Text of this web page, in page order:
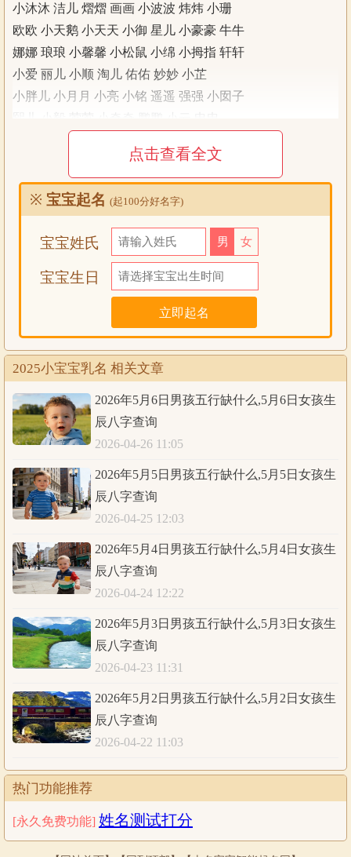
小沐沐 洁儿 熠熠 画画 小波波 炜炜 小珊
欧欧 小天鹅 小天天 小御 星儿 小豪豪 牛牛
娜娜 琅琅 小馨馨 小松鼠 小绵 小拇指 轩轩
小爱 丽儿 小顺 淘儿 佑佑 妙妙 小芷
小胖儿 小月月 小亮 小铭 遥遥 强强 小囡子
洋气有创意女孩乳名：
佳佳 杉杉 爱爱 小豆丁 威威 语语 志志
小花花 小豆 小宝 巧巧 小远远 镇儿 伊伊
小平 小欣 小覃 小浩 霞霞 小轩轩 天天
小雨点 花儿 小岁 铛铛 小陶陶 真真 小柯
叮儿 小丫丫 小蓝 小远 嫱嫱 笔笔 荣儿
琪琪 熠熠 画画 小波波 炜炜 小珊 欧欧
小天鹅 小天天 小御 星儿 小豪豪 牛牛 翠翠
小彬 采儿 秋儿 小绵 小拇指 阳阳 小绵羊
蓝儿 小奇 璇璇 小熙熙 龙龙 小芷 小胖儿
小月月 小亮 小铭 遥遥 强强 小囡子 熙儿
小毅 莺莺 小城城 扬扬 小晴 电电 小丹丹
小项项 小纲 冰儿 小顺顺 宇儿 小喜 燕燕
点击查看全文
※ 宝宝起名 (起100分好名字)
宝宝姓氏 男 女
宝宝生日
2025小宝宝乳名 相关文章
2026年5月6日男孩五行缺什么,5月6日女孩生
辰八字查询
2026-04-26 11:05
2026年5月5日男孩五行缺什么,5月5日女孩生
辰八字查询
2026-04-25 12:03
2026年5月4日男孩五行缺什么,5月4日女孩生
辰八字查询
2026-04-24 12:22
2026年5月3日男孩五行缺什么,5月3日女孩生
辰八字查询
2026-04-23 11:31
2026年5月2日男孩五行缺什么,5月2日女孩生
辰八字查询
2026-04-22 11:03
热门功能推荐
[永久免费功能] 姓名测试打分